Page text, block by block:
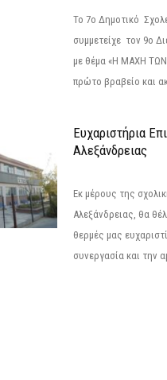
Το 7ο Δημοτικό
συμμετείχε τον 9ο
με θέμα «Η ΜΑΧΗ
πρώτο βραβείο και
Ευχαριστήρια
Αλεξάνδρειας
Εκ μέρους της
Αλεξάνδρειας, θα
θερμές μας
συνεργασία και την